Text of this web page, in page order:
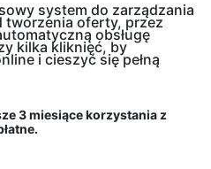
system do zarządzania
tworzenia oferty, przez
obsługę
kilka kliknięć, by
i cieszyć się pełną
3 miesiące korzystania z